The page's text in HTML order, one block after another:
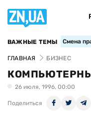
ВАЖНЫЕ ТЕМЫ Смена
ГЛАВНАЯ БИЗНЕС
26 июля, 1996, 00:00
Поделиться